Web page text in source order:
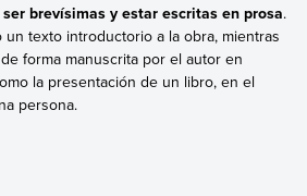
brevísimas y estar escritas en prosa.
texto introductorio a la obra, mientras
forma manuscrita por el autor en
la presentación de un libro, en el
persona.